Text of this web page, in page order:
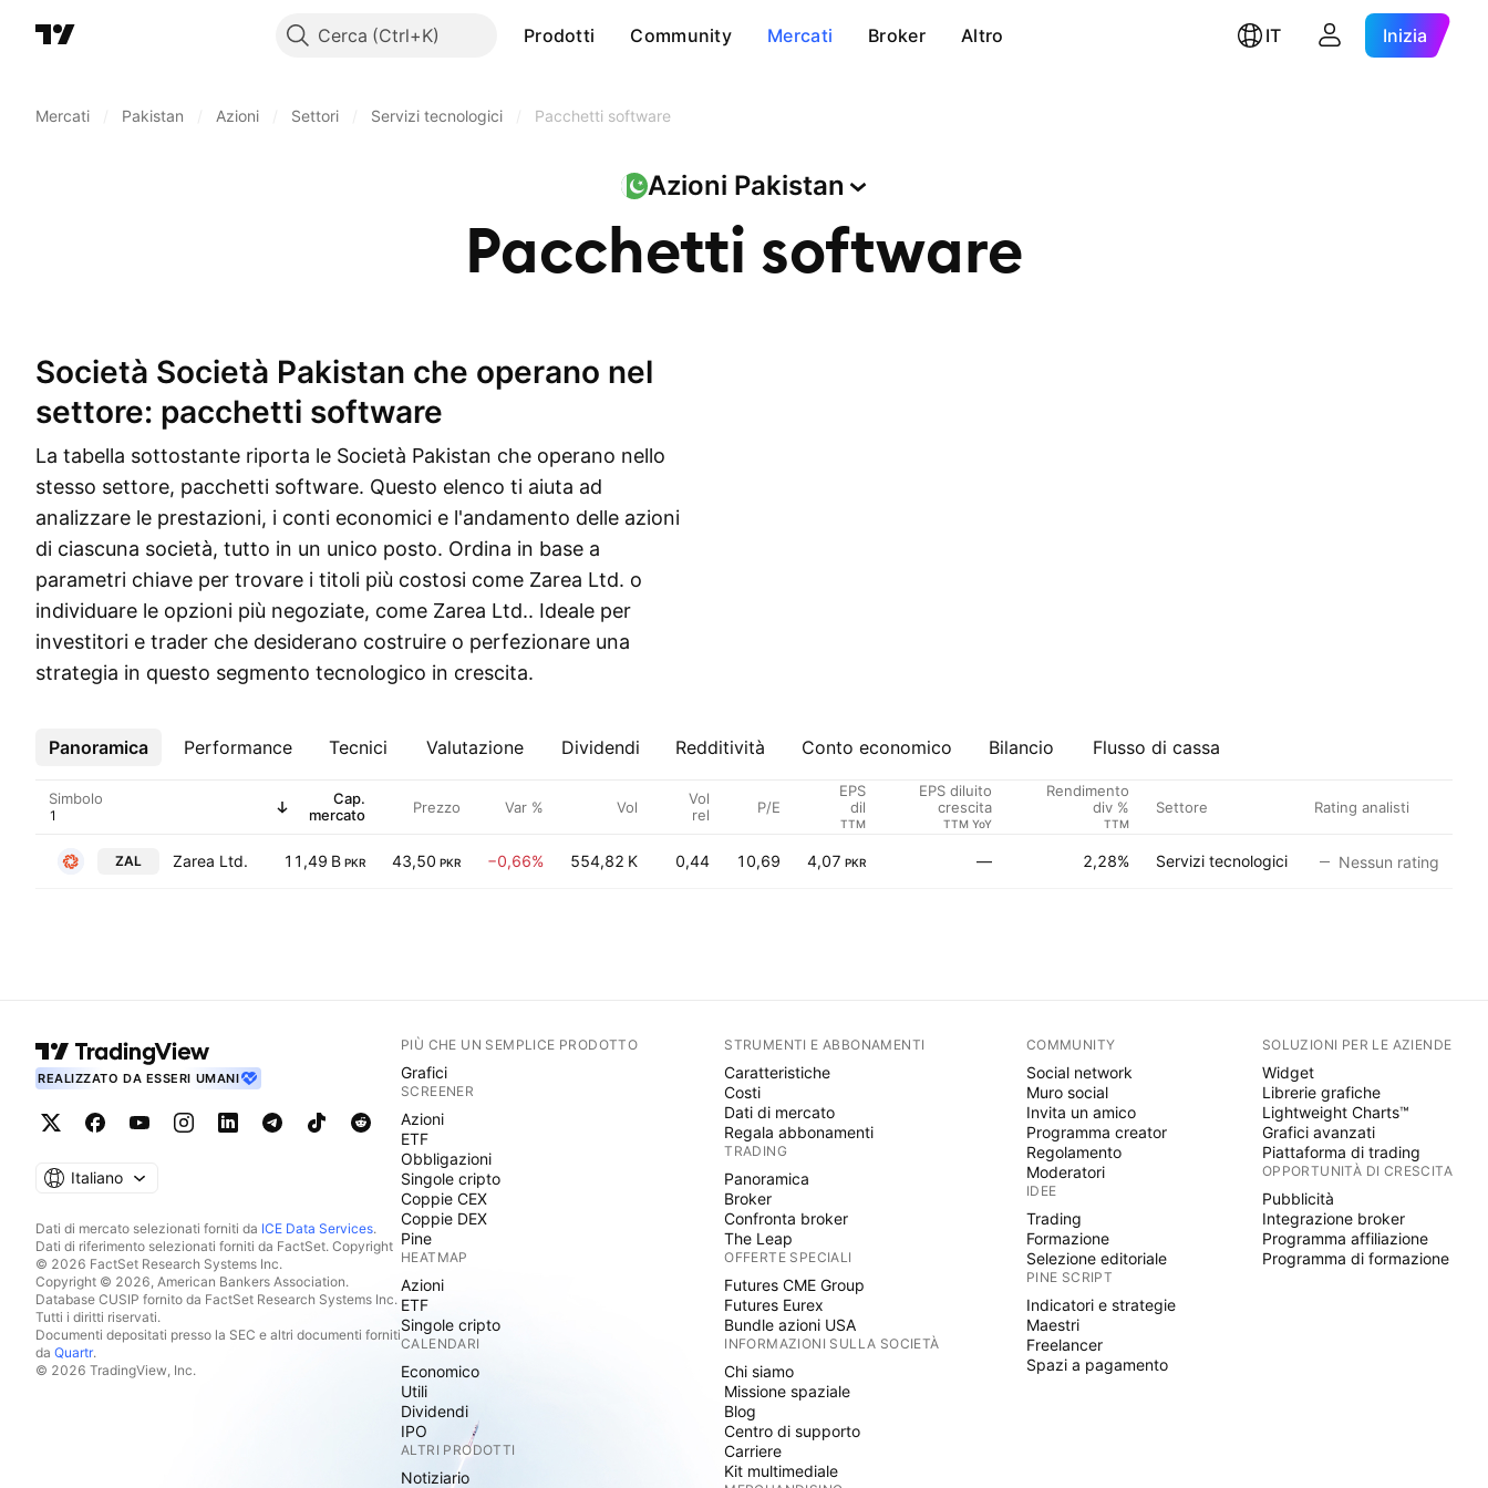
Cerca Prodotti Community Mercati Broker Altro IT Inizia
Mercati Pakistan Azioni Settori Servizi tecnologici Pacchetti software
Azioni Pakistan
Pacchetti software
Società Società Pakistan che operano nel
settore: pacchetti software
La tabella sottostante riporta le Società Pakistan che operano nello
stesso settore, pacchetti software. Questo elenco ti aiuta ad
analizzare le prestazioni, i conti economici e l'andamento delle azioni
di ciascuna società, tutto in un unico posto. Ordina in base a
parametri chiave per trovare i titoli più costosi come Zarea Ltd. o
individuare le opzioni più negoziate, come Zarea Ltd.. Ideale per
investitori e trader che desiderano costruire o perfezionare una
strategia in questo segmento tecnologico in crescita.
Panoramica Performance Tecnici Valutazione Dividendi Redditività Conto economico Bilancio Flusso di cassa
Altro
Simbolo
Cap.
mercato
Prezzo Var % Vol
Vol
rel
P/E
EPS
dil
TTM
EPS diluito
crescita
TTM YoY
Rendimento
div %
TTM
Settore Rating analisti
ZAL Zarea Ltd. 11,49 B PKR 43,50 PKR −0,66% 554,82 K 0,44 10,69 4,07 PKR — 2,28% Servizi tecnologici Nessun rating
REALIZZATO DA ESSERI UMANI
Italiano
Dati di mercato selezionati forniti da ICE Data Services.
Dati di riferimento selezionati forniti da FactSet. Copyright
© 2026 FactSet Research Systems Inc.
Copyright © 2026, American Bankers Association.
Database CUSIP fornito da FactSet Research Systems Inc.
Tutti i diritti riservati.
Documenti depositati presso la SEC e altri documenti forniti
da Quartr.
© 2026 TradingView, Inc.
PIÙ CHE UN SEMPLICE PRODOTTO
Grafici
SCREENER
Azioni
ETF
Obbligazioni
Singole cripto
Coppie CEX
Coppie DEX
Pine
HEATMAP
Azioni
ETF
Singole cripto
CALENDARI
Economico
Utili
Dividendi
IPO
ALTRI PRODOTTI
Notiziario
STRUMENTI E ABBONAMENTI
Caratteristiche
Costi
Dati di mercato
Regala abbonamenti
TRADING
Panoramica
Broker
Confronta broker
The Leap
OFFERTE SPECIALI
Futures CME Group
Futures Eurex
Bundle azioni USA
INFORMAZIONI SULLA SOCIETÀ
Chi siamo
Missione spaziale
Blog
Centro di supporto
Carriere
Kit multimediale
COMMUNITY
Social network
Muro social
Invita un amico
Programma creator
Regolamento
Moderatori
IDEE
Trading
Formazione
Selezione editoriale
PINE SCRIPT
Indicatori e strategie
Maestri
Freelancer
Spazi a pagamento
SOLUZIONI PER LE AZIENDE
Widget
Librerie grafiche
Lightweight Charts™
Grafici avanzati
Piattaforma di trading
OPPORTUNITÀ DI CRESCITA
Pubblicità
Integrazione broker
Programma affiliazione
Programma di formazione